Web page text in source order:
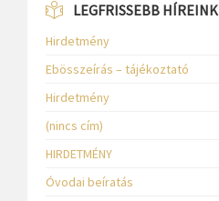
LEGFRISSEBB HÍREINK
Hirdetmény
Ebösszeírás – tájékoztató
Hirdetmény
(nincs cím)
HIRDETMÉNY
Óvodai beíratás